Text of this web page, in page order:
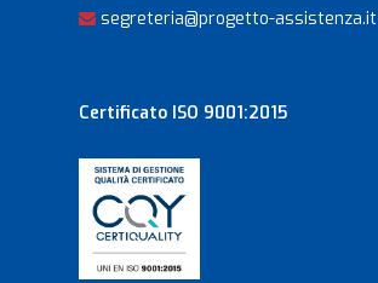
segreteria@progetto-assistenza.it
Certificato ISO 9001:2015